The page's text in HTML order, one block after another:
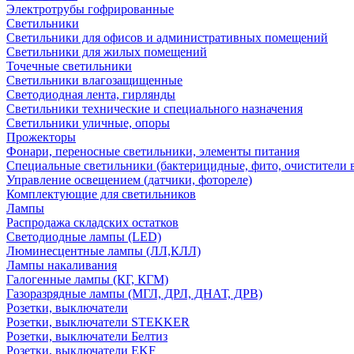
Электротрубы гофрированные
Светильники
Светильники для офисов и административных помещений
Светильники для жилых помещений
Точечные светильники
Светильники влагозащищенные
Светодиодная лента, гирлянды
Светильники технические и специального назначения
Светильники уличные, опоры
Прожекторы
Фонари, переносные светильники, элементы питания
Специальные светильники (бактерицидные, фито, очистители
Управление освещением (датчики, фотореле)
Комплектующие для светильников
Лампы
Распродажа складских остатков
Светодиодные лампы (LED)
Люминесцентные лампы (ЛЛ,КЛЛ)
Лампы накаливания
Галогенные лампы (КГ, КГМ)
Газоразрядные лампы (МГЛ, ДРЛ, ДНАТ, ДРВ)
Розетки, выключатели
Розетки, выключатели STEKKER
Розетки, выключатели Белтиз
Розетки, выключатели EKF